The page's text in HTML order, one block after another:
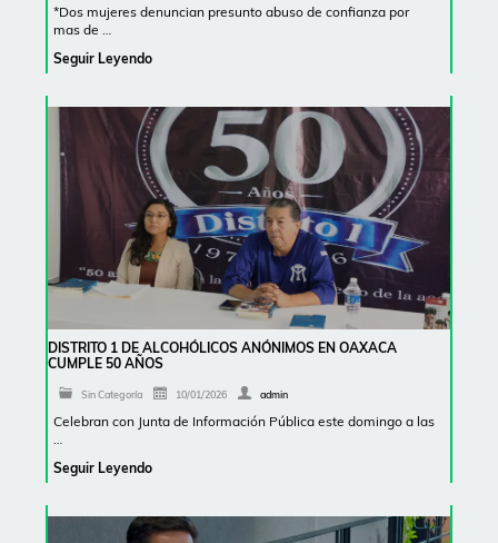
*Dos mujeres denuncian presunto abuso de confianza por
mas de …
Seguir Leyendo
DISTRITO 1 DE ALCOHÓLICOS ANÓNIMOS EN OAXACA
CUMPLE 50 AÑOS
Sin Categoría 10/01/2026 admin
Celebran con Junta de Información Pública este domingo a las
…
Seguir Leyendo